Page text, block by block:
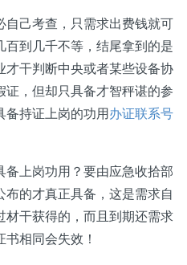
己考查，只需求出费钱就可
到几千不等，结尾拿到的是
干判断中央或者某些设备协
，但却只具备才智秤谌的参
备持证上岗的功用办证联系号
上岗功用？要由应急收拾部
的才真正具备，这是需求自
干获得的，而且到期还需求
相同会失效！